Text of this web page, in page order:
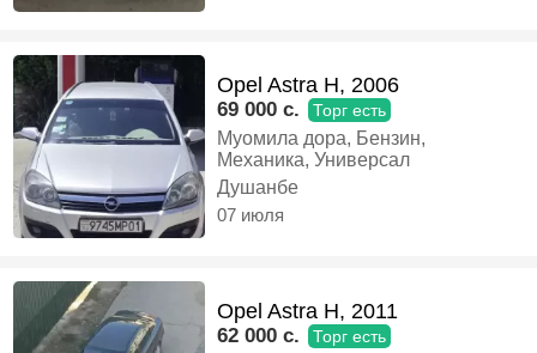
Opel Astra H, 2006
69 000 c. Торг есть
Муомила дора, Бензин,
Механика, Универсал
Душанбе
07 июля
Opel Astra H, 2011
62 000 c. Торг есть